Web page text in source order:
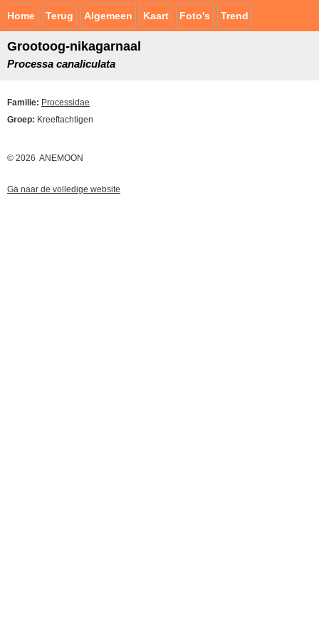
Home Terug Algemeen Kaart Foto's Trend
Grootoog-nikagarnaal
Processa canaliculata
Familie: Processidae
Groep: Kreeftachtigen
© 2026 ANEMOON
Ga naar de volledige website